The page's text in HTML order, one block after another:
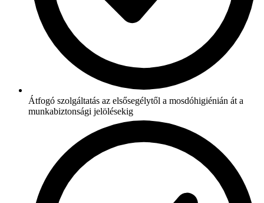
Átfogó szolgáltatás az elsősegélytől a mosdóhigiénián át a
munkabiztonsági jelölésekig